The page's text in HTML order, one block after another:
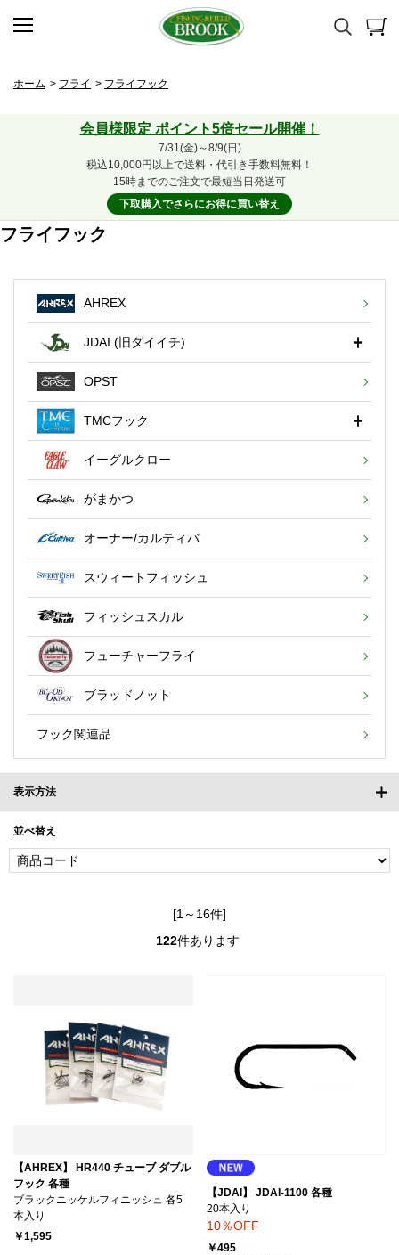
ホーム > フライ > フライフック
会員様限定 ポイント5倍セール開催！
7/31(金)～8/9(日)
税込10,000円以上で送料・代引き手数料無料！
15時までのご注文で最短当日発送可
下取購入でさらにお得に買い替え
フライフック
AHREX
JDAI (旧ダイイチ)
OPST
TMCフック
イーグルクロー
がまかつ
オーナー/カルティバ
スウィートフィッシュ
フィッシュスカル
フューチャーフライ
ブラッドノット
フック関連品
表示方法
並べ替え
[1～16件]
122件あります
【AHREX】 HR440 チューブ ダブル
フック 各種
ブラックニッケルフィニッシュ 各5
本入り
￥1,595
【JDAI】 JDAI-1100 各種
20本入り
10％OFF
￥495